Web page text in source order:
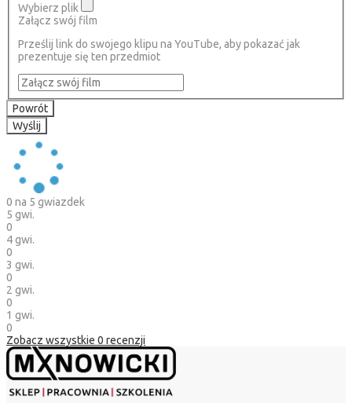
Wybierz plik
Załącz swój film
Prześlij link do swojego klipu na YouTube, aby pokazać jak
prezentuje się ten przedmiot
Powrót
Wyślij
0 na 5 gwiazdek
5 gwi.
0
4 gwi.
0
3 gwi.
0
2 gwi.
0
1 gwi.
0
Zobacz wszystkie 0 recenzji